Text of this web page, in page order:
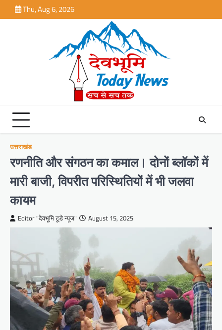
to
Thu, Aug 6, 2026
उत्तराखंड
रणनीति और संगठन का कमाल। दोनों ब्लॉकों में
मारी बाजी, विपरीत परिस्थितियों में भी जलवा
कायम
Editor "देवभूमि टूडे न्यूज" August 15, 2025